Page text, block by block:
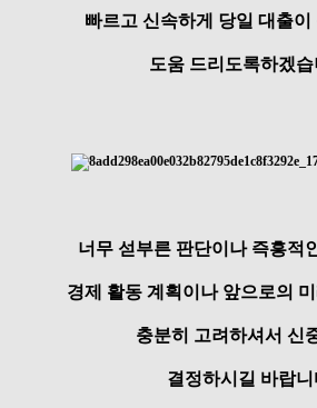
빠르고 신속하게 당일 대출이
도움 드리도록하겠
너무 섣부른 판단이나 즉흥적
경제 활동 계획이나 앞으로의
충분히 고려하셔서 신
결정하시길 바랍니